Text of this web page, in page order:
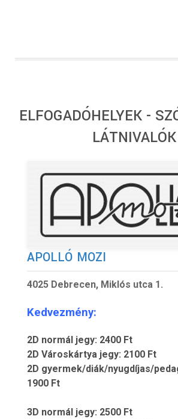
ELFOGADÓHELYEK -
LÁTNIVALÓK
APOLLÓ MOZI
4025 Debrecen, Miklós utca 1.
Kedvezmény:
2D normál jegy: 2400 Ft
2D Városkártya jegy: 2100 Ft
2D gyermek/diák/nyugdíjas/
1900 Ft
3D normál jegy: 2500 Ft